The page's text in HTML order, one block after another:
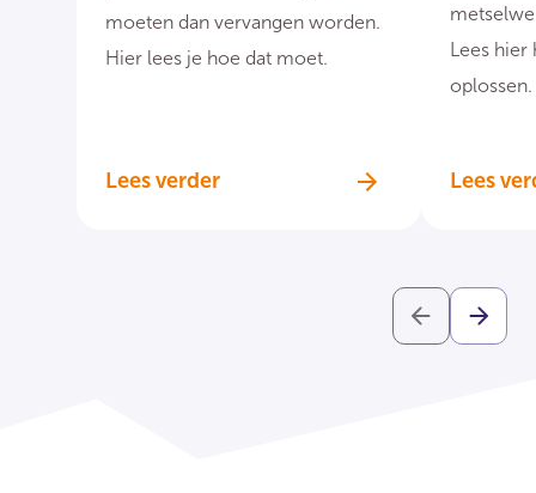
moeten dan vervangen worden.
Hier lees je hoe dat moet.
Lees verder
Lees hier
oplossen.
Lees